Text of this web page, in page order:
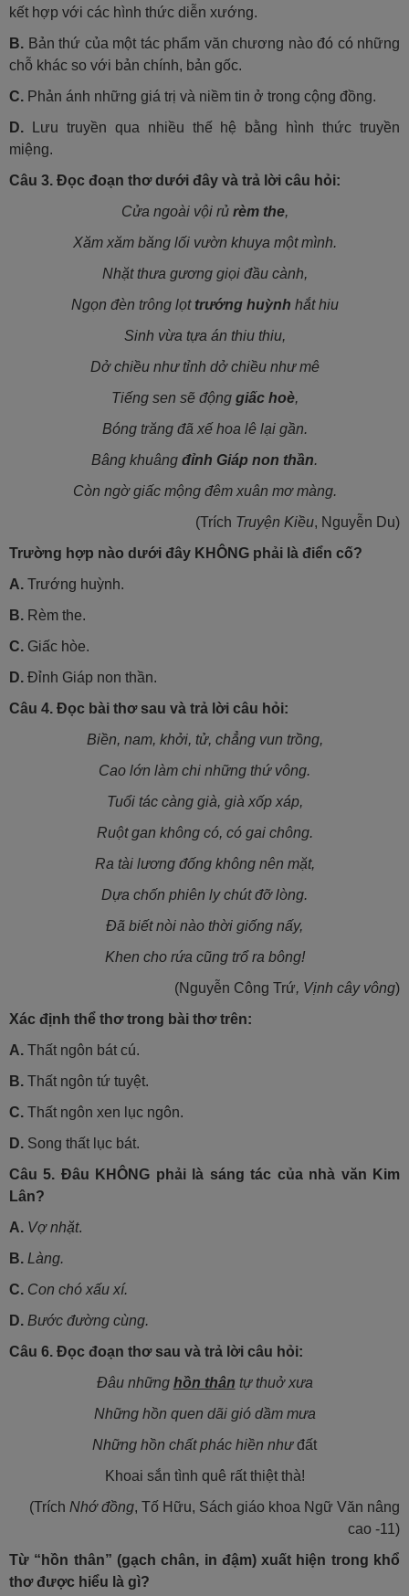
kết hợp với các hình thức diễn xướng.
B. Bản thứ của một tác phẩm văn chương nào đó có những
chỗ khác so với bản chính, bản gốc.
C. Phản ánh những giá trị và niềm tin ở trong cộng đồng.
D.
Lưu truyền qua nhiều thế hệ bằng hình thức truyền
miệng.
Câu 3. Đọc đoạn thơ dưới đây và trả lời câu hỏi:
Cửa ngoài vội rủ rèm the,
Xăm xăm băng lối vườn khuya một mình.
Nhặt thưa gương giọi đầu cành,
Ngọn đèn trông lọt trướng huỳnh hắt hiu
Sinh vừa tựa án thiu thiu,
Dở chiều như tỉnh dở chiều như mê
Tiếng sen sẽ động giấc hoè,
Bóng trăng đã xế hoa lê lại gần.
Bâng khuâng đỉnh Giáp non thần.
Còn ngờ giấc mộng đêm xuân mơ màng.
(Trích Truyện Kiều, Nguyễn Du)
Trường hợp nào dưới đây KHÔNG phải là điển cố?
A. Trướng huỳnh.
B. Rèm the.
C. Giấc hòe.
D. Đỉnh Giáp non thần.
Câu 4. Đọc bài thơ sau và trả lời câu hỏi:
Biền, nam, khởi, tử, chẳng vun trồng,
Cao lớn làm chi những thứ vông.
Tuổi tác càng già, già xốp xáp,
Ruột gan không có, có gai chông.
Ra tài lương đống không nên mặt,
Dựa chốn phiên ly chút đỡ lòng.
Đã biết nòi nào thời giống nấy,
Khen cho rứa cũng trổ ra bông!
(Nguyễn Công Trứ, Vịnh cây vông)
Xác định thể thơ trong bài thơ trên:
A. Thất ngôn bát cú.
B. Thất ngôn tứ tuyệt.
C. Thất ngôn xen lục ngôn.
D. Song thất lục bát.
Câu 5. Đâu KHÔNG phải là sáng tác của nhà văn Kim
Lân?
A. Vợ nhặt.
B. Làng.
C. Con chó xấu xí.
D. Bước đường cùng.
Câu 6. Đọc đoạn thơ sau và trả lời câu hỏi:
Đâu những hồn thân tự thuở xưa
Những hồn quen dãi gió dầm mưa
Những hồn chất phác hiền nhưđất
Khoai sắn tình quê rất thiệt thà!
(Trích Nhớ đồng, Tố Hữu, Sách giáo khoa Ngữ Văn nâng
cao -11)
Từ “hồn thân” (gạch chân, in đậm) xuất hiện trong khổ
thơ được hiểu là gì?